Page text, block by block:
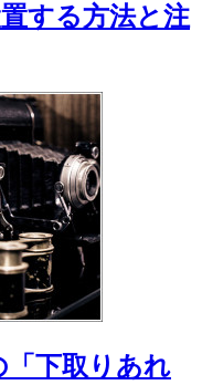
する方法と注
下取りあれ